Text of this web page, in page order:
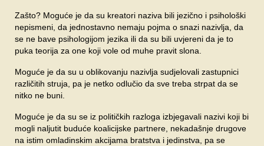
Zašto? Moguće je da su kreatori naziva bili jezično i psihološki
nepismeni, da jednostavno nemaju pojma o snazi nazivlja, da
se ne bave psihologijom jezika ili da su bili uvjereni da je to
puka teorija za one koji vole od muhe pravit slona.
Moguće je da su u oblikovanju nazivlja sudjelovali zastupnici
različitih struja, pa je netko odlučio da sve treba strpat da se
nitko ne buni.
Moguće je da su se iz političkih razloga izbjegavali nazivi koji bi
mogli naljutit buduće koalicijske partnere, nekadašnje drugove
na istim omladinskim akcijama bratstva i jedinstva, pa se